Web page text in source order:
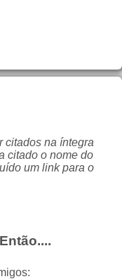
citados na íntegra
citado o nome do
um link para o